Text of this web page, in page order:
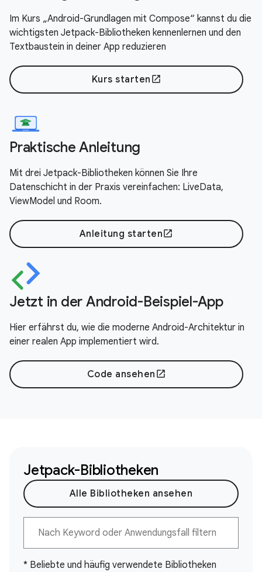
Im Kurs „Android-Grundlagen mit Compose“ kannst du die
wichtigsten Jetpack-Bibliotheken kennenlernen und den
Textbaustein in deiner App reduzieren
Kurs starten open_in_new
Praktische Anleitung
Mit drei Jetpack-Bibliotheken können Sie Ihre
Datenschicht in der Praxis vereinfachen: LiveData,
ViewModel und Room.
Anleitung starten open_in_new
Jetzt in der Android-Beispiel-App
Hier erfährst du, wie die moderne Android-Architektur in
einer realen App implementiert wird.
Code ansehen open_in_new
Jetpack-Bibliotheken
Alle Bibliotheken ansehen
* Beliebte und häufig verwendete Bibliotheken